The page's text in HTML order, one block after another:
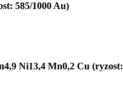
585/1000 Au)
Ni13,4 Mn0,2 Cu (ryzost: